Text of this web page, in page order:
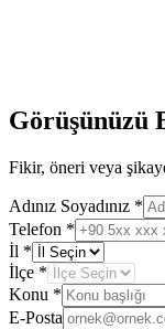
Görüşünüzü
Fikir, öneri veya
Adınız Soyadınız *
Telefon *
İl *
İlçe *
Konu *
E-Posta